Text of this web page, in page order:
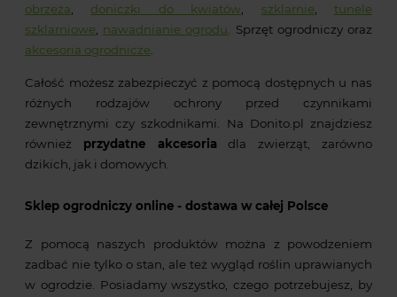
obrzeża
doniczki do kwiatów szklarnie ,tunele
szklarniowe
nawadnianie ogrodu . Sprzęt ogrodniczy oraz
akcesoria ogrodnicze
Całość możesz zabezpieczyć z pomocą dostępnych u nas
różnych rodzajów ochrony przed czynnikami
zewnętrznymi czy szkodnikami. Na Donito.pl znajdziesz
również przydatne akcesoria dla zwierząt, zarówno
dzikich, jak i domowych.
Sklep ogrodniczy online - dostawa w całej Polsce
Z pomocą naszych produktów można z powodzeniem
zadbać nie tylko o stan, ale też wygląd roślin uprawianych
w ogrodzie. Posiadamy wszystko, czego potrzebujesz, by